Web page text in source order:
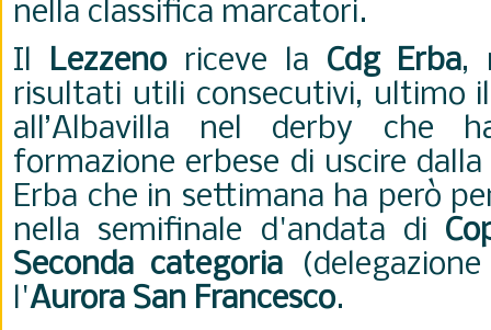
nella classifica marcatori.
Il Lezzenoriceve la Cdg Erba,
risultati utili consecutivi, ultimo
all’Albavilla nel derby che
formazione erbese di uscire
Erba che in settimana ha però
nella semifinale d'andata di
Seconda categoria
l'Aurora San Francesco.